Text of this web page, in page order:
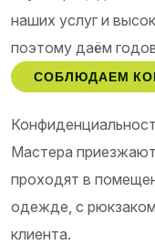
наших услуг и
поэтому даём
СОБЛЮДАЕМ
Мастера
проходят в
одежде, с
клиента.